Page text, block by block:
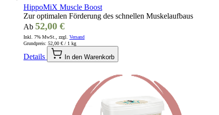
HippoMiX Muscle Boost
Zur optimalen Förderung des schnellen Muskelaufbaus
Ab 52,00 €
Inkl. 7% MwSt., zzgl. Versand
Grundpreis: 52,00 € / 1 kg
Details In den Warenkorb